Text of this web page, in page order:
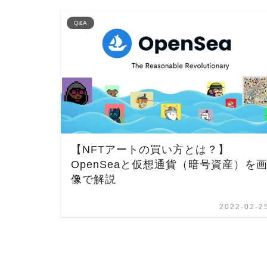
Q&A
【NFTアートの買い方とは？】
OpenSeaと仮想通貨（暗号資産）を画
像で解説
2022-02-